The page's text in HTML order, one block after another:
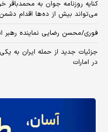
کنایه روزنامه جوان به
می‌تواند بیش از ده‌ها اقدام
فوری/محسن رضایی نماینده رهبر
جزئیات جدید از حمله ایران به
در امارات